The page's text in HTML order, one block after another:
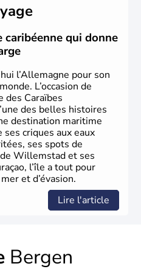
grande autonomie. Le pays
qu'il a vu naître dans tous
politique en passant par la
Heidegger, Thomas Mann,
en font partie.
qui donne
l’Allemagne pour son
L’occasion de
des Caraïbes
des belles histoires
destination maritime
criques aux eaux
ses spots de
Willemstad et ses
l’île a tout pour
et d’évasion.
Lire l'article
Bergen